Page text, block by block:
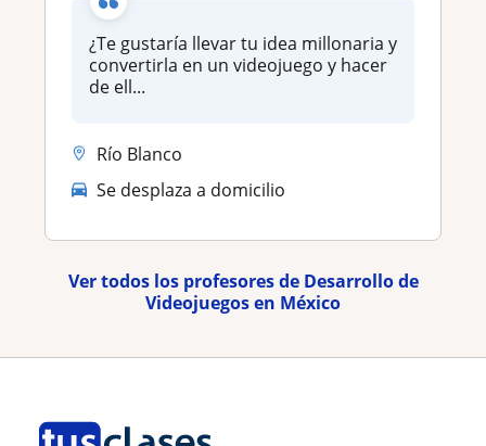
¿Te gustaría llevar tu idea millonaria y
convertirla en un videojuego y hacer
de ell...
Río Blanco
Se desplaza a domicilio
Ver todos los profesores de Desarrollo de
Videojuegos en México